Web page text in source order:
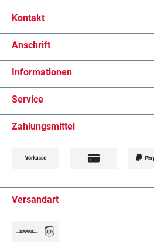
Kontakt
Anschrift
Informationen
Service
Zahlungsmittel
Versandart